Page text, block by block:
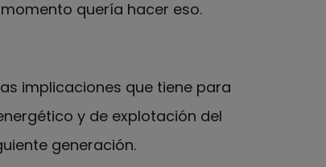
quería hacer eso.
implicaciones que tiene para
y de explotación del
generación.